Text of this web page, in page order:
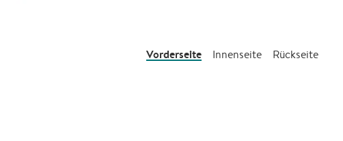
Vorderseite Innenseite Rückseite